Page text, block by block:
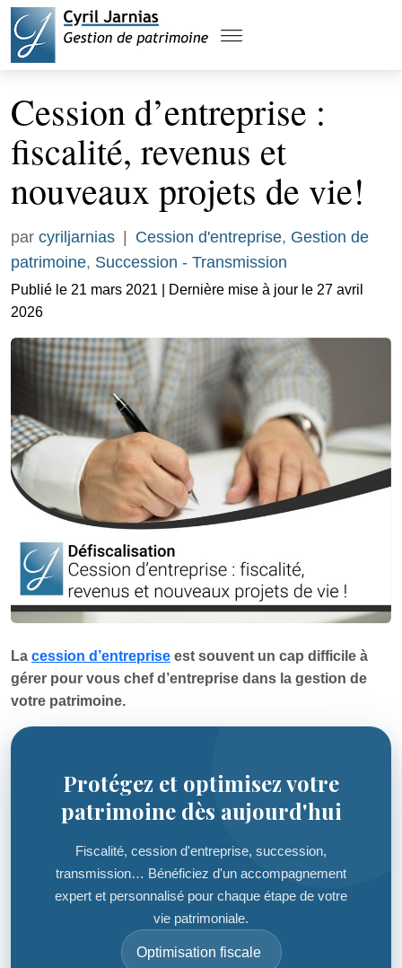
Cession d’entreprise :
fiscalité, revenus et
nouveaux projets de vie!
par cyriljarnias Cession d'entreprise, Gestion de
patrimoine, Succession - Transmission
Publié le 21 mars 2021 | Dernière mise à jour le 27 avril
2026
La cession d’entreprise est souvent un cap difficile à
gérer pour vous chef d’entreprise dans la gestion de
votre patrimoine.
Protégez et optimisez votre
patrimoine dès aujourd'hui
Fiscalité, cession d'entreprise, succession,
transmission… Bénéficiez d'un accompagnement
expert et personnalisé pour chaque étape de votre
vie patrimoniale.
Optimisation fiscale